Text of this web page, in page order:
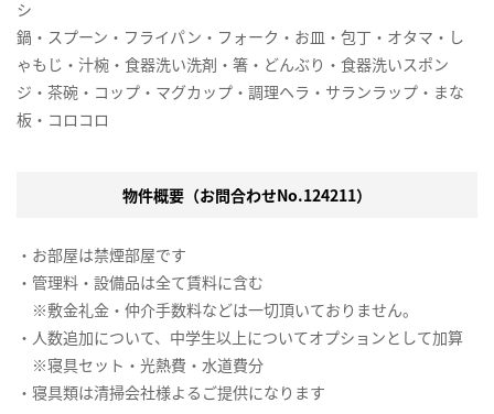
シ
鍋・スプーン・フライパン・フォーク・お皿・包丁・オタマ・し
ゃもじ・汁椀・食器洗い洗剤・箸・どんぶり・食器洗いスポン
ジ・茶碗・コップ・マグカップ・調理ヘラ・サランラップ・まな
板・コロコロ
物件概要（お問合わせNo.124211）
・お部屋は禁煙部屋です
・管理料・設備品は全て賃料に含む
※敷金礼金・仲介手数料などは一切頂いておりません。
・人数追加について、中学生以上についてオプションとして加算
※寝具セット・光熱費・水道費分
・寝具類は清掃会社様よるご提供になります